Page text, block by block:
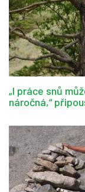
„I práce snů
náročná,“